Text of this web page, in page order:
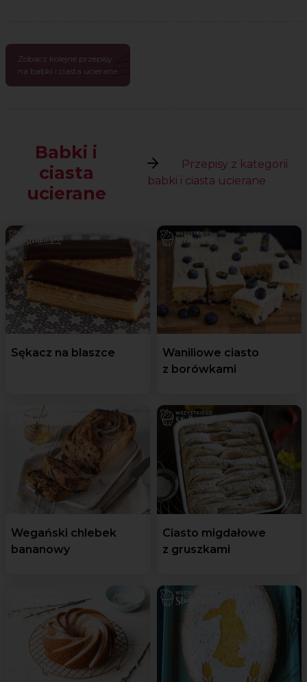
Zobacz kolejne przepisy
na babki i ciasta ucierane
Babki i
ciasta
ucierane
Przepisy z kategorii
babki i ciasta ucierane
Sękacz na blaszce
Waniliowe ciasto
z borówkami
Wegański chlebek
bananowy
Ciasto migdałowe
z gruszkami